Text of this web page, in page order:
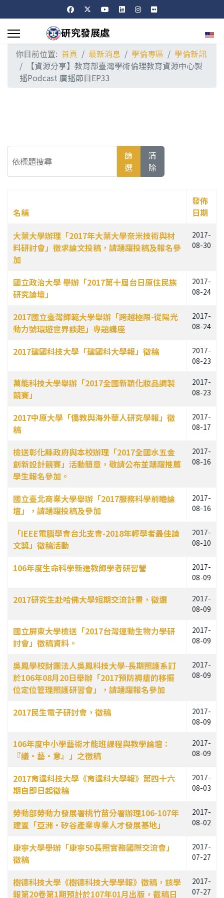
選擇
你目前位置: 首頁 最新消息 學倫專區
學倫新訊
【資源分享】教育部臺灣學術倫理教育資源中心製
播Podcast 廣播節目EP33
篩
選
清
除
文章列表
名稱
發佈
日期
大葉大學辦理「2017年大葉大學奈米技術與材
料研討會」徵求論文投稿，請踴躍投稿及報名參
加
2017-
08-30
國立政治大學 舉辦「2017第十屆台日原住民族
研究論壇」
2017-
08-24
2017國立臺灣師範大學舉辦「跨越極限-從陽光
動力號環遊世界談起」專題講座
2017-
08-24
2017建國科技大學「建國科大學報」徵稿
2017-
08-23
萬能科技大學舉辦「2017全國新穎化妝品調製
競賽」
2017-
08-23
2017中原大學「僑教與海外華人研究學報」徵
稿
2017-
08-17
檢送彰化縣政府與本校辦理「2017全國水五金
創新設計競賽」活動簡章，敬請公布並踴躍推薦
學生報名參加。
2017-
08-16
國立臺北商業大學舉辦「2017服務科學前瞻論
壇」，請踴躍投稿及參加
2017-
08-16
「IEEE電腦學會台北支會-2018年輕學者最佳論
文獎」徵稿活動
2017-
08-10
106年度生命科學新進教師學者研習營
2017-
08-09
2017研究生赴哈佛大學短期交流計畫，徵選
2017-
08-09
國立屏東大學檢送「2017台灣運動生物力學研
討會」徵稿資料。
2017-
08-09
吳鳳學校財團法人吳鳳科技大學-長期照護系訂
於106年08月20日舉辦「2017預防褥瘡的移擺
位定位管理照護研習會」，請踴躍報名參加
2017-
08-09
2017民生電子研討會，徵稿
2017-
08-09
106年度中小學藝術才能班課程與教學論壇：
『議‧藝‧意』」之徵稿
2017-
08-09
2017育達科技大學《育達科大學報》第四十六
期自即日起徵稿
2017-
08-03
勞動部勞動力發展署桃竹苗分署辦理106-107年
建置「亞洲‧矽谷產業專業人才發展基地」
2017-
08-02
康寧大學舉辦「康寧50長照實務國際交流會」
徵稿
2017-
07-27
樹德科技大學《樹德科技大學學報》徵稿，該學
報第20卷第1期預計於107年01月出版，截稿日
2017-
07-27